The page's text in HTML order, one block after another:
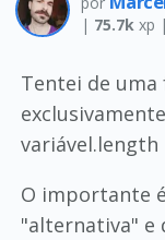
| 75.7kxp |
Tentei de
variável.length
O importante
"alternativa" e